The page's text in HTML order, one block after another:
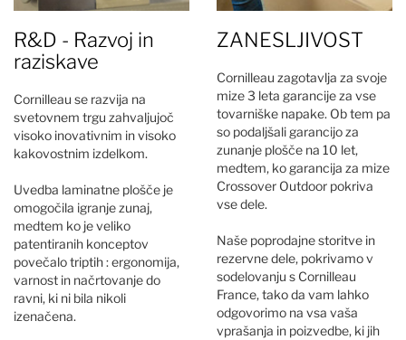
R&D - Razvoj in
raziskave
Cornilleau se razvija na
svetovnem trgu zahvaljujoč
visoko inovativnim in visoko
kakovostnim izdelkom.
Uvedba laminatne plošče je
omogočila igranje zunaj,
medtem ko je veliko
patentiranih konceptov
povečalo triptih : ergonomija,
varnost in načrtovanje do
ravni, ki ni bila nikoli
izenačena.
ZANESLJIVOST
Cornilleau zagotavlja za svoje
mize 3 leta garancije za vse
tovarniške napake. Ob tem pa
so podaljšali garancijo za
zunanje plošče na 10 let,
medtem, ko garancija za mize
Crossover Outdoor pokriva
vse dele.
Naše poprodajne storitve in
rezervne dele, pokrivamo v
sodelovanju s Cornilleau
France, tako da vam lahko
odgovorimo na vsa vaša
vprašanja in poizvedbe, ki jih